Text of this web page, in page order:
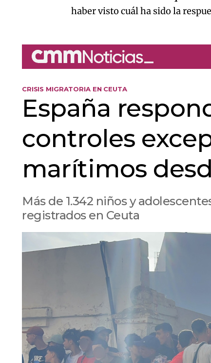
haber visto cuál ha sido la
CRISIS MIGRATORIA EN CEUTA
España
controles
marítimos
Más de 1.342 niños y
registrados en Ceuta